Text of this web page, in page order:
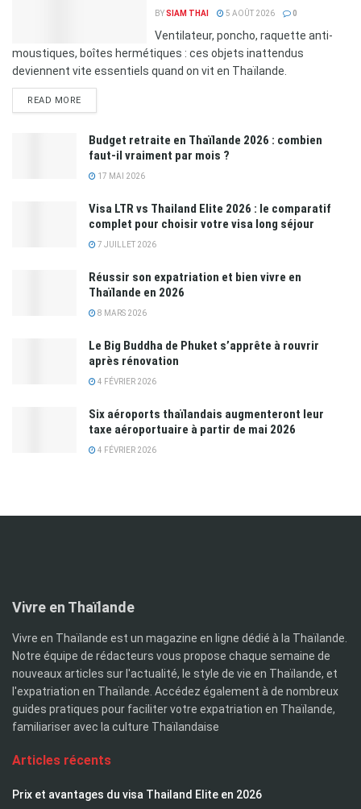
BYSIAM THAI 5 AOÛT 2026 0
Ventilateur, poncho, raquette anti-
moustiques, boîtes hermétiques : ces objets inattendus
deviennent vite essentiels quand on vit en Thaïlande.
READ MORE
Budget retraite en Thaïlande 2026 : combien
faut-il vraiment par mois ?
17 MAI 2026
Visa LTR vs Thailand Elite 2026 : le comparatif
complet pour choisir votre visa long séjour
7 JUILLET 2026
Réussir son expatriation et bien vivre en
Thaïlande en 2026
8 MARS 2026
Le Big Buddha de Phuket s’apprête à rouvrir
après rénovation
4 FÉVRIER 2026
Six aéroports thaïlandais augmenteront leur
taxe aéroportuaire à partir de mai 2026
4 FÉVRIER 2026
Vivre en Thaïlande
Vivre en Thaïlande est un magazine en ligne dédié à la Thaïlande.
Notre équipe de rédacteurs vous propose chaque semaine de
nouveaux articles sur l'actualité, le style de vie en Thaïlande, et
l'expatriation en Thaïlande. Accédez également à de nombreux
guides pratiques pour faciliter votre expatriation en Thaïlande,
familiariser avec la culture Thaïlandaise
Articles récents
Prix et avantages du visa Thailand Elite en 2026